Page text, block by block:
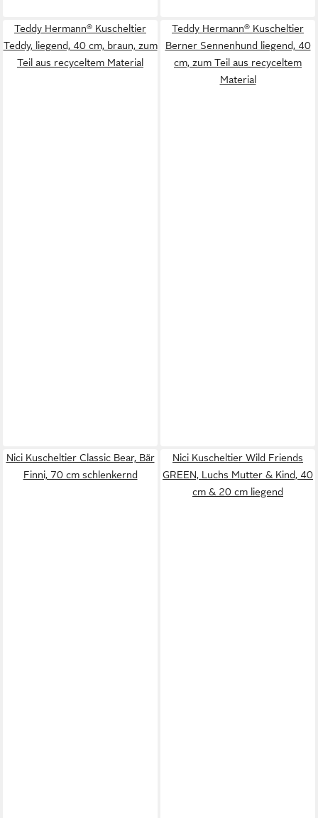
Teddy Hermann® Kuscheltier
Teddy, liegend, 40 cm, braun, zum
Teil aus recyceltem Material
Teddy Hermann® Kuscheltier
Berner Sennenhund liegend, 40
cm, zum Teil aus recyceltem
Material
Nici Kuscheltier Classic Bear, Bär
Finni, 70 cm schlenkernd
Nici Kuscheltier Wild Friends
GREEN, Luchs Mutter & Kind, 40
cm & 20 cm liegend